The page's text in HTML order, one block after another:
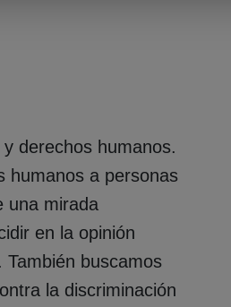
derechos humanos.
humanos a personas
una mirada
en la opinión
buscamos
la discriminación